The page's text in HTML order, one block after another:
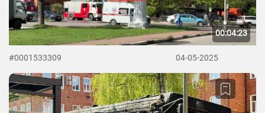
00:04:23
#0001533309 04-05-2025